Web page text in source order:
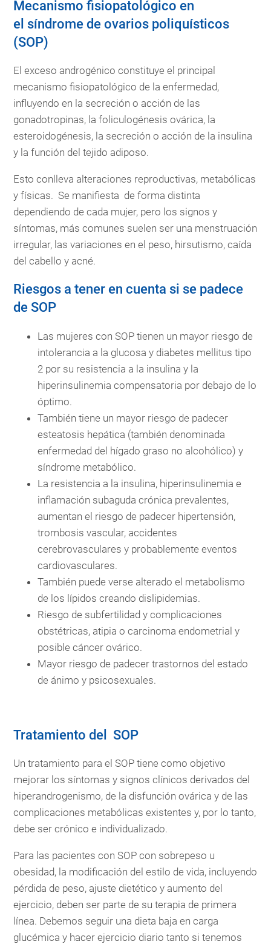
Mecanismo fisiopatológico en
el síndrome de ovarios poliquísticos
(SOP)
El exceso androgénico constituye el principal
mecanismo fisiopatológico de la enfermedad,
influyendo en la secreción o acción de las
gonadotropinas, la foliculogénesis ovárica, la
esteroidogénesis, la secreción o acción de la insulina
y la función del tejido adiposo.
Esto conlleva alteraciones reproductivas, metabólicas
y físicas. Se manifiesta de forma distinta
dependiendo de cada mujer, pero los signos y
síntomas, más comunes suelen ser una menstruación
irregular, las variaciones en el peso, hirsutismo, caída
del cabello y acné.
Riesgos a tener en cuenta si se padece
de SOP
Las mujeres con SOP tienen un mayor riesgo de
intolerancia a la glucosa y diabetes mellitus tipo
2 por su resistencia a la insulina y la
hiperinsulinemia compensatoria por debajo de lo
óptimo.
También tiene un mayor riesgo de padecer
esteatosis hepática (también denominada
enfermedad del hígado graso no alcohólico) y
síndrome metabólico.
La resistencia a la insulina, hiperinsulinemia e
inflamación subaguda crónica prevalentes,
aumentan el riesgo de padecer hipertensión,
trombosis vascular, accidentes
cerebrovasculares y probablemente eventos
cardiovasculares.
También puede verse alterado el metabolismo
de los lípidos creando dislipidemias.
Riesgo de subfertilidad y complicaciones
obstétricas, atipia o carcinoma endometrial y
posible cáncer ovárico.
Mayor riesgo de padecer trastornos del estado
de ánimo y psicosexuales.
Tratamiento del SOP
Un tratamiento para el SOP tiene como objetivo
mejorar los síntomas y signos clínicos derivados del
hiperandrogenismo, de la disfunción ovárica y de las
complicaciones metabólicas existentes y, por lo tanto,
debe ser crónico e individualizado.
Para las pacientes con SOP con sobrepeso u
obesidad, la modificación del estilo de vida, incluyendo
pérdida de peso, ajuste dietético y aumento del
ejercicio, deben ser parte de su terapia de primera
línea. Debemos seguir una dieta baja en carga
glucémica y hacer ejercicio diario tanto si tenemos